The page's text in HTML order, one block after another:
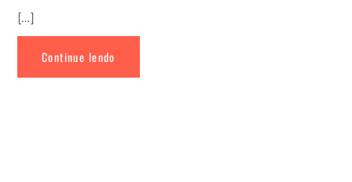
[…]
Continue lendo